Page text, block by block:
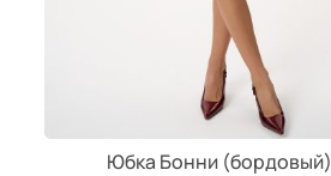
Юбка Бонни (бордовый)